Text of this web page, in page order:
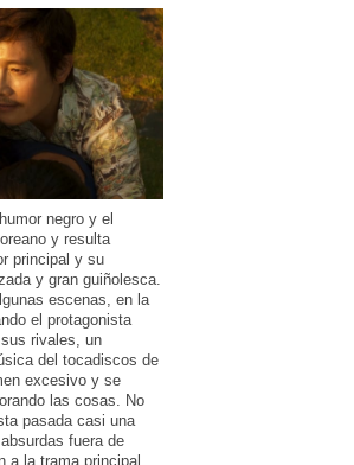
negro y el
y resulta
principal y su
y gran guiñolesca.
escenas, en la
el protagonista
rivales, un
del tocadiscos de
excesivo y se
las cosas. No
pasada casi una
fuera de
a la trama principal